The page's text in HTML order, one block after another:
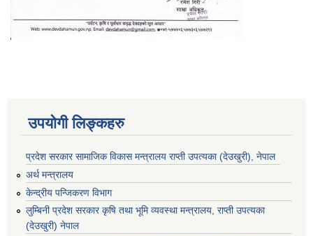
उपयोगी लिङ्कहरु
प्रदेश सरकार सामाजिक विकास मन्‍‍त्रालय राप्ती उपत्यका (देउखुरी), नेपाल
अर्थ मन्त्रालय
केन्द्रीय पन्जिकरण विभाग
लुम्बिनी प्रदेश सरकार कृषि तथा भूमि व्यवस्था मन्त्रालय, राप्ती उपत्यका
(देउखुरी) नेपाल